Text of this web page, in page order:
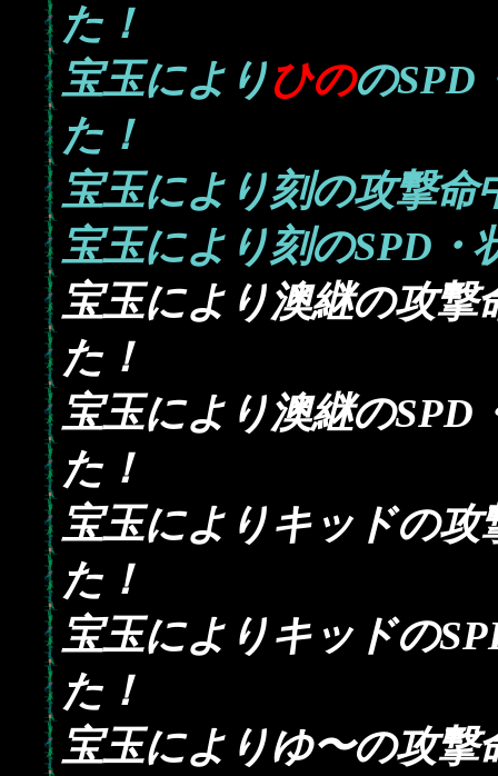
た！
宝玉によりひののSPD
た！
宝玉により刻の攻撃
宝玉により刻のSPD
宝玉により澳継の攻撃
た！
宝玉により澳継のSPD
た！
宝玉によりキッドの攻
た！
宝玉によりキッドの
た！
宝玉によりゆ〜の攻撃